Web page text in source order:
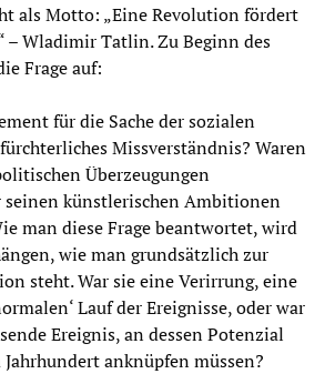
als Motto: „Eine Revolution fördert
– Wladimir Tatlin. Zu Beginn des
Frage auf:
für die Sache der sozialen
Missverständnis? Waren
Überzeugungen
seinen künstlerischen Ambitionen
man diese Frage beantwortet, wird
wie man grundsätzlich zur
steht. War sie eine Verirrung, eine
Lauf der Ereignisse, oder war
Ereignis, an dessen Potenzial
anknüpfen müssen?